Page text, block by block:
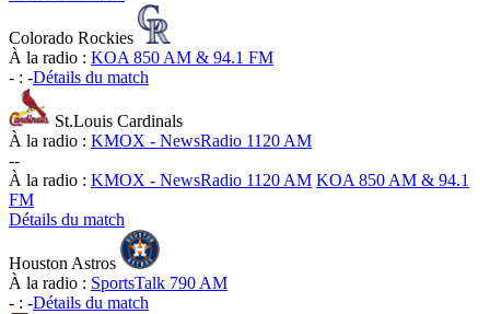
Colorado Rockies
À la radio : KOA 850 AM & 94.1 FM
- : -Détails du match
St.Louis Cardinals
À la radio : KMOX - NewsRadio 1120 AM
--
À la radio : KMOX - NewsRadio 1120 AM KOA 850 AM & 94.1
FM
Détails du match
Houston Astros
À la radio : SportsTalk 790 AM
- : -Détails du match